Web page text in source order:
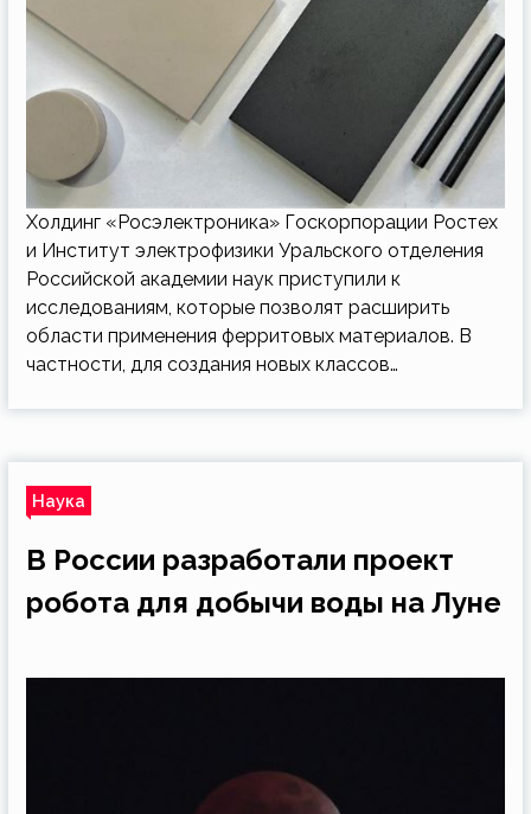
Холдинг «Росэлектроника» Госкорпорации Ростех
и Институт электрофизики Уральского отделения
Российской академии наук приступили к
исследованиям, которые позволят расширить
области применения ферритовых материалов. В
частности, для создания новых классов…
Наука
В России разработали проект
робота для добычи воды на Луне